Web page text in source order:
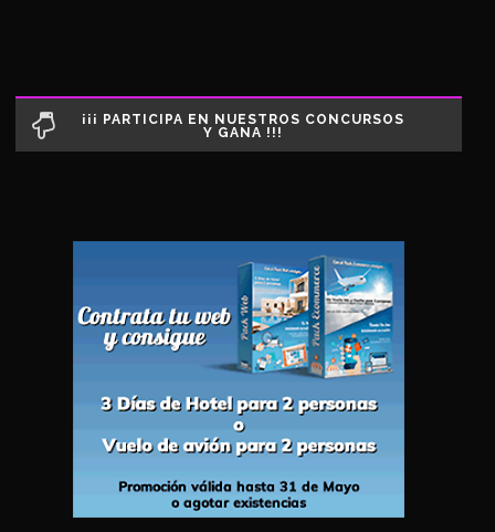
¡¡¡ PARTICIPA EN NUESTROS CONCURSOS
Y GANA !!!